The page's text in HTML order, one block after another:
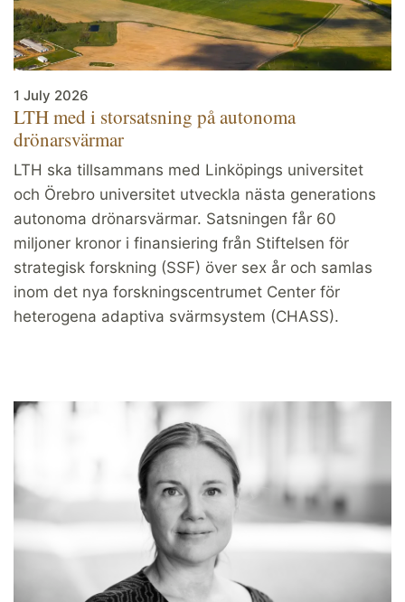
1 July 2026
LTH med i storsatsning på autonoma
drönarsvärmar
LTH ska tillsammans med Linköpings universitet
och Örebro universitet utveckla nästa generations
autonoma drönarsvärmar. Satsningen får 60
miljoner kronor i finansiering från Stiftelsen för
strategisk forskning (SSF) över sex år och samlas
inom det nya forskningscentrumet Center för
heterogena adaptiva svärmsystem (CHASS).